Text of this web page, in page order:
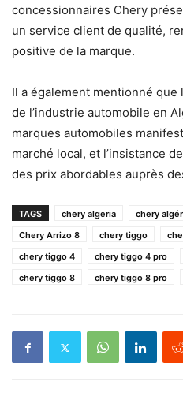
concessionnaires Chery
un service client de qualité,
positive de la marque.
Il a également mentionné que
de l’industrie automobile en
marques automobiles
marché local, et l’insistance
des prix abordables auprès
TAGS chery algeria chery
Chery Arrizo 8
chery tiggo
chery tiggo 4
chery tiggo 4 pro
chery tiggo 8
chery tiggo 8 pro